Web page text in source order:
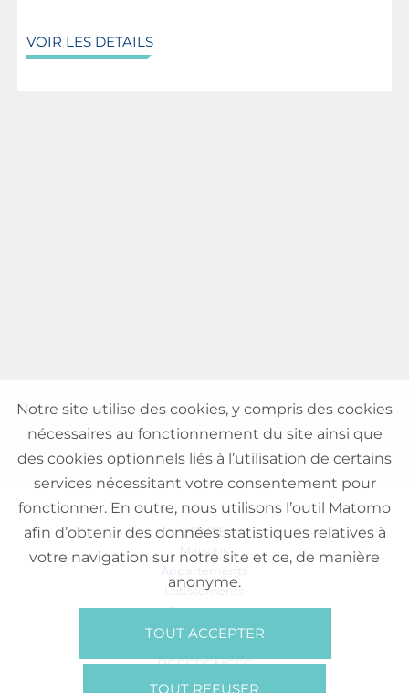
VOIR LES DETAILS
VENTE
Maisons
Appartements
Lotissements
Commerces
Bureaux
RÉFÉRENCES
SUR NOUS
Notre site utilise des cookies, y compris des cookies
nécessaires au fonctionnement du site ainsi que
des cookies optionnels liés à l’utilisation de certains
services nécessitant votre consentement pour
fonctionner. En outre, nous utilisons l’outil Matomo
afin d’obtenir des données statistiques relatives à
votre navigation sur notre site et ce, de manière
anonyme.
TOUT ACCEPTER
TOUT REFUSER